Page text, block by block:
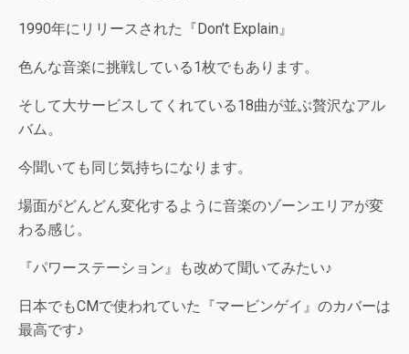
1990年にリリースされた『Don’t Explain』
色んな音楽に挑戦している1枚でもあります。
そして大サービスしてくれている18曲が並ぶ贅沢なアル
バム。
今聞いても同じ気持ちになります。
場面がどんどん変化するように音楽のゾーンエリアが変
わる感じ。
『パワーステーション』も改めて聞いてみたい♪
日本でもCMで使われていた『マービンゲイ』のカバーは
最高です♪